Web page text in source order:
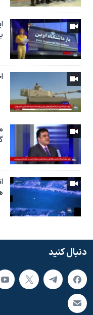
دنبال کنید